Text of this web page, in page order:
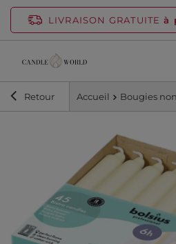
LIVRAISON GRATUITE à
Retour Accueil Bougies